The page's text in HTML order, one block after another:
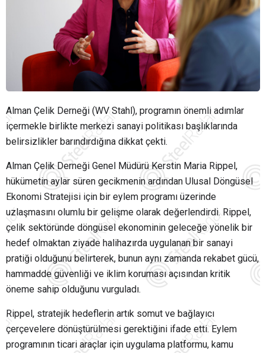
Alman Çelik Derneği (WV Stahl), programın önemli adımlar
içermekle birlikte merkezi sanayi politikası başlıklarında
belirsizlikler barındırdığına dikkat çekti.
Alman Çelik Derneği Genel Müdürü Kerstin Maria Rippel,
hükümetin aylar süren gecikmenin ardından Ulusal Döngüsel
Ekonomi Stratejisi için bir eylem programı üzerinde
uzlaşmasını olumlu bir gelişme olarak değerlendirdi. Rippel,
çelik sektöründe döngüsel ekonominin geleceğe yönelik bir
hedef olmaktan ziyade halihazırda uygulanan bir sanayi
pratiği olduğunu belirterek, bunun aynı zamanda rekabet gücü,
hammadde güvenliği ve iklim koruması açısından kritik
öneme sahip olduğunu vurguladı.
Rippel, stratejik hedeflerin artık somut ve bağlayıcı
çerçevelere dönüştürülmesi gerektiğini ifade etti. Eylem
programının ticari araçlar için uygulama platformu, kamu